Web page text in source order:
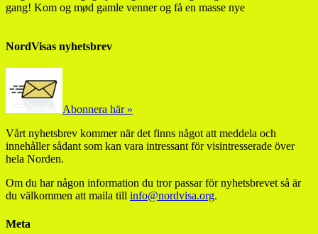
gang! Kom og mød gamle venner og få en masse nye
NordVisas nyhetsbrev
Abonnera här »
Vårt nyhetsbrev kommer när det finns något att meddela och
innehåller sådant som kan vara intressant för visintresserade över
hela Norden.
Om du har någon information du tror passar för nyhetsbrevet så är
du välkommen att maila till info@nordvisa.org.
Meta